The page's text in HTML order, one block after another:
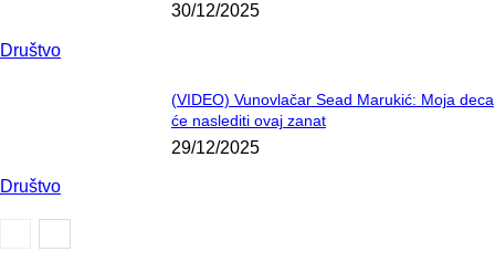
Društvo
30/12/2025
Društvo
(VIDEO) Vunovlačar Sead Marukić: Moja deca
će naslediti ovaj zanat
29/12/2025